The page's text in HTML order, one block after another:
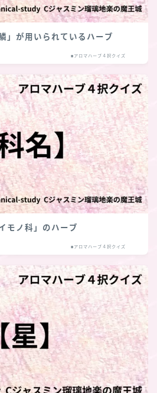
Follow Me
」が用いられているハーブ
■アロマハーブ４択クイズ
モノ科」のハーブ
■アロマハーブ４択クイズ
ンクへ